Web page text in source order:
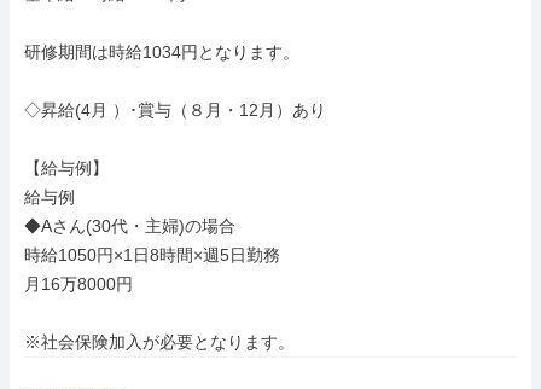
研修期間は時給1034円となります。
◇昇給(4月 ）･賞与（８月・12月）あり
【給与例】
給与例
◆Aさん(30代・主婦)の場合
時給1050円×1日8時間×週5日勤務
月16万8000円
※社会保険加入が必要となります。